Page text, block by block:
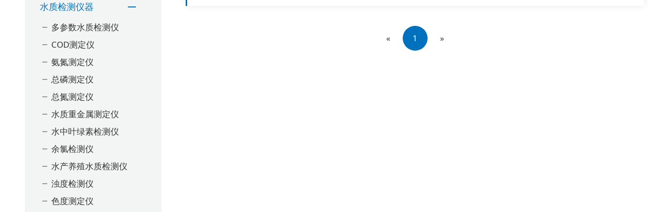
水质检测仪器
多参数水质检测仪
COD测定仪
氨氮测定仪
总磷测定仪
总氮测定仪
水质重金属测定仪
水中叶绿素检测仪
余氯检测仪
水产养殖水质检测仪
浊度检测仪
色度测定仪
« 1 »